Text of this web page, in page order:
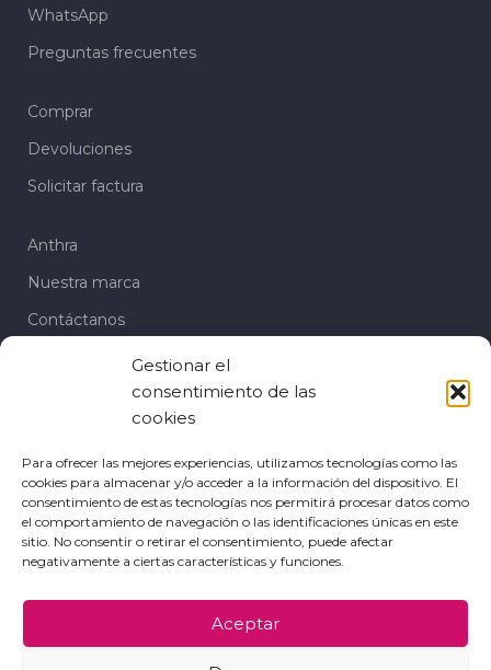
Gestionar el
consentimiento de las
cookies
Para ofrecer las mejores experiencias, utilizamos tecnologías como las
cookies para almacenar y/o acceder a la información del dispositivo. El
consentimiento de estas tecnologías nos permitirá procesar datos como
el comportamiento de navegación o las identificaciones únicas en este
sitio. No consentir o retirar el consentimiento, puede afectar
negativamente a ciertas características y funciones.
Aceptar
WhatsApp
Preguntas frecuentes
Comprar
Devoluciones
Solicitar factura
Anthra
Nuestra marca
Contáctanos
Zapatos de fiesta
Mocasín
Bailarinas